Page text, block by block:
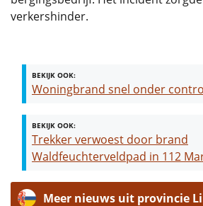
verkershinder.
BEKIJK OOK:
Woningbrand snel onder
BEKIJK OOK:
Trekker verwoest door brand
Waldfeuchterveldpad in 112
Meer nieuws uit provincie